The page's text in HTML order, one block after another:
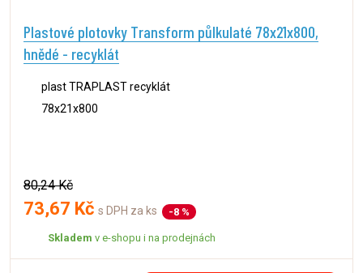
Plastové plotovky Transform půlkulaté 78x21x800,
hnědé - recyklát
plast TRAPLAST recyklát
78x21x800
80,24 Kč
73,67 Kč s DPH za ks -8 %
Skladem v e-shopu i na prodejnách